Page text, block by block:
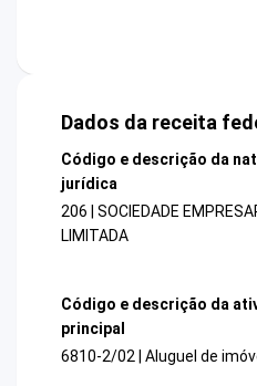
Dados da receita
Código e descrição da
jurídica
206 | SOCIEDADE
LIMITADA
Código e descrição da
principal
6810-2/02 | Aluguel de